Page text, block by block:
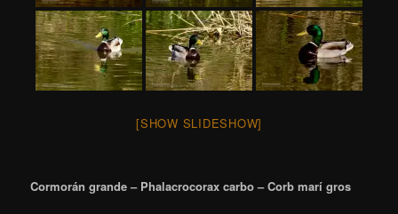
[SHOW SLIDESHOW]
Cormorán grande – Phalacrocorax carbo – Corb marí gros